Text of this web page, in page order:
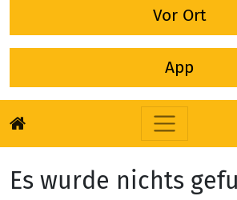
Vor Ort
App
Zum Inhalt springen
Es wurde nichts